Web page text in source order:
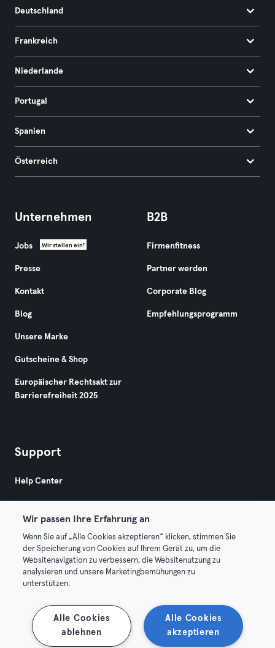
Deutschland
Frankreich
Niederlande
Portugal
Spanien
Österreich
Unternehmen
Jobs Wir stellen ein!
Presse
Kontakt
Blog
Unsere Marke
Gutscheine & Shop
Europäischer Rechtsakt zur
Barrierefreiheit 2025
B2B
Firmenfitness
Partner werden
Corporate Blog
Empfehlungsprogramm
Support
Help Center
© 2026 Urban Sports Group GmbH. All rights reserved.
AGB Datenschutz
Vertrag hier kündigen Hier Verträge widerrufen
Wir passen Ihre Erfahrung an
Wenn Sie auf „Alle Cookies akzeptieren“ klicken, stimmen Sie
der Speicherung von Cookies auf Ihrem Gerät zu, um die
Websitenavigation zu verbessern, die Websitenutzung zu
analysieren und unsere Marketingbemühungen zu
unterstützen.
Alle Cookies
akzeptieren
Alle Cookies
ablehnen